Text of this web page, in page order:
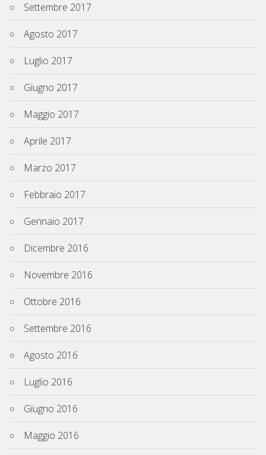
Settembre 2017
Agosto 2017
Luglio 2017
Giugno 2017
Maggio 2017
Aprile 2017
Marzo 2017
Febbraio 2017
Gennaio 2017
Dicembre 2016
Novembre 2016
Ottobre 2016
Settembre 2016
Agosto 2016
Luglio 2016
Giugno 2016
Maggio 2016